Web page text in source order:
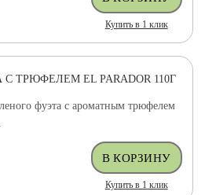
Купить в 1 клик
ТРЮФЕЛЕМ EL PARADOR 110Г
фуэта с ароматным трюфелем
Купить в 1 клик